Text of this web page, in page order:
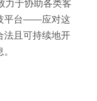
力于协助各类客
平台——应对这
法且可持续地开